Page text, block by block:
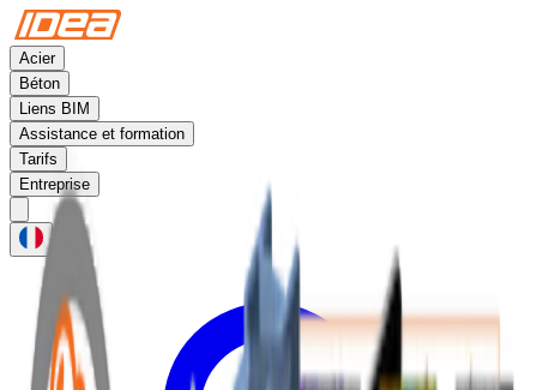
Acier
Béton
Liens BIM
Assistance et formation
Tarifs
Entreprise